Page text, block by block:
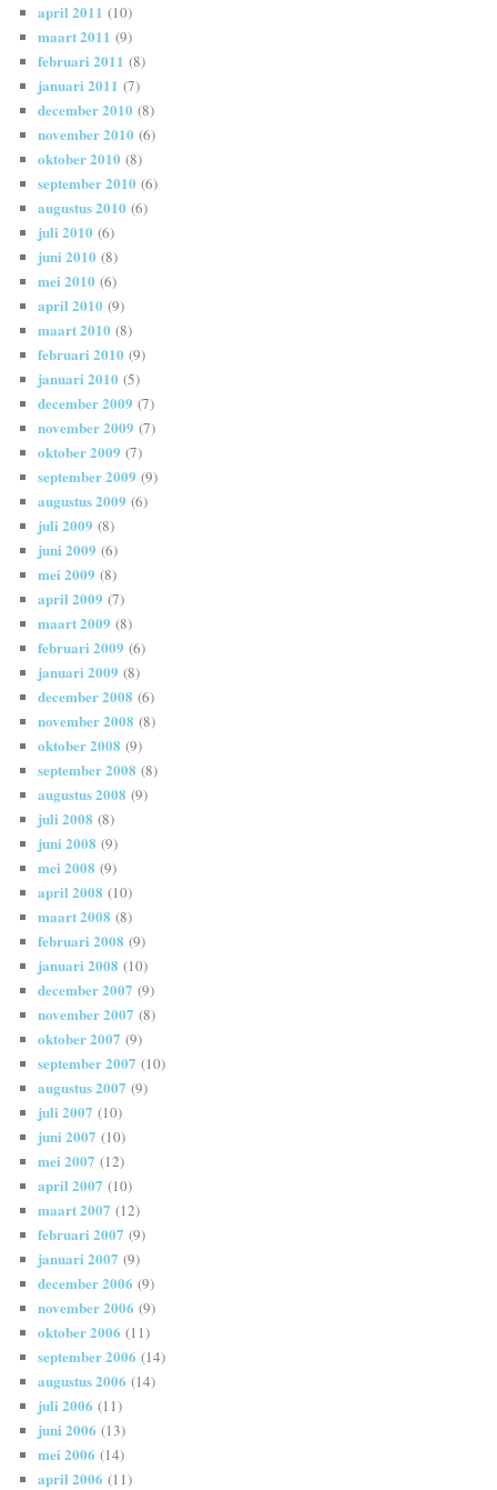
april 2011 (10)
maart 2011 (9)
februari 2011 (8)
januari 2011 (7)
december 2010 (8)
november 2010 (6)
oktober 2010 (8)
september 2010 (6)
augustus 2010 (6)
juli 2010 (6)
juni 2010 (8)
mei 2010 (6)
april 2010 (9)
maart 2010 (8)
februari 2010 (9)
januari 2010 (5)
december 2009 (7)
november 2009 (7)
oktober 2009 (7)
september 2009 (9)
augustus 2009 (6)
juli 2009 (8)
juni 2009 (6)
mei 2009 (8)
april 2009 (7)
maart 2009 (8)
februari 2009 (6)
januari 2009 (8)
december 2008 (6)
november 2008 (8)
oktober 2008 (9)
september 2008 (8)
augustus 2008 (9)
juli 2008 (8)
juni 2008 (9)
mei 2008 (9)
april 2008 (10)
maart 2008 (8)
februari 2008 (9)
januari 2008 (10)
december 2007 (9)
november 2007 (8)
oktober 2007 (9)
september 2007 (10)
augustus 2007 (9)
juli 2007 (10)
juni 2007 (10)
mei 2007 (12)
april 2007 (10)
maart 2007 (12)
februari 2007 (9)
januari 2007 (9)
december 2006 (9)
november 2006 (9)
oktober 2006 (11)
september 2006 (14)
augustus 2006 (14)
juli 2006 (11)
juni 2006 (13)
mei 2006 (14)
april 2006 (11)